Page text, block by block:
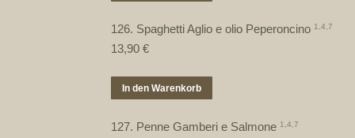
126. Spaghetti Aglio e olio Peperoncino 1,4,7
13,90 €
In den Warenkorb
127. Penne Gamberi e Salmone 1,4,7